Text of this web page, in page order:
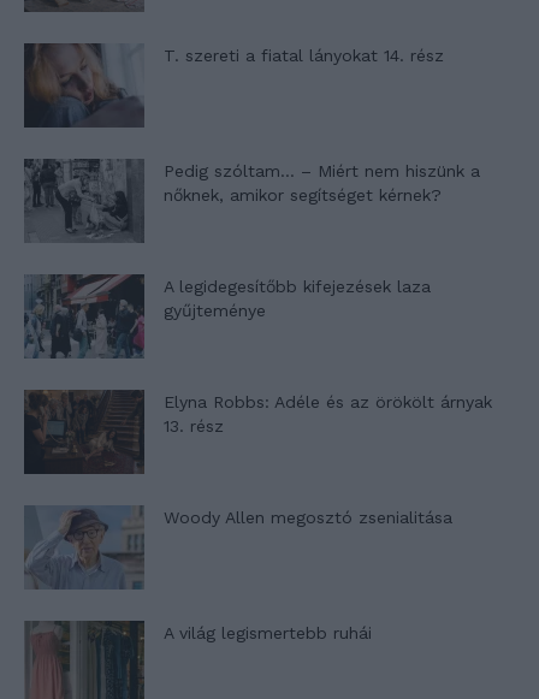
T. szereti a fiatal lányokat 14. rész
Pedig szóltam… – Miért nem hiszünk a
nőknek, amikor segítséget kérnek?
A legidegesítőbb kifejezések laza
gyűjteménye
Elyna Robbs: Adéle és az örökölt árnyak
13. rész
Woody Allen megosztó zsenialitása
A világ legismertebb ruhái